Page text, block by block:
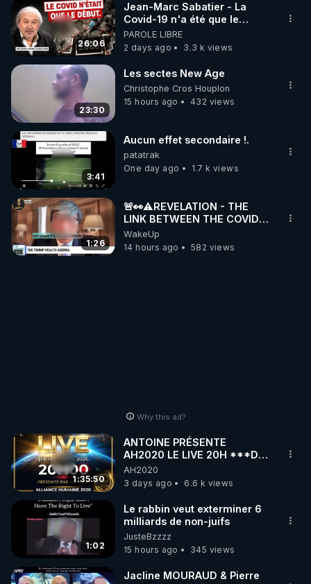
26:06
Jean-Marc Sabatier - La
Covid-19 n'a été que le
début - L'ARNm & l'ARNm-aa
jusqu où auront-t-il ?
PAROLE LIBRE
2 days ago
3.3 k views
23:30
Les sectes New Age
Christophe Cros Houplon
15 hours ago
432 views
3:41
Aucun effet secondaire !.
patatrak
One day ago
1.7 k views
1:26
🚨👀⚠️REVELATION - THE
LINK BETWEEN THE COVID
VACCINE AND CANCER -LIEN
VACCIN COVID ET CANCER
WakeUp
14 hours ago
582 views
Why this ad?
1:35:50
ANTOINE PRÉSENTE
AH2020 LE LIVE 20H ***DU
06/08/2026***
AH2020
3 days ago
6.6 k views
1:02
Le rabbin veut exterminer 6
milliards de non-juifs
JusteBzzzz
15 hours ago
345 views
Jacline MOURAUD & Pierre